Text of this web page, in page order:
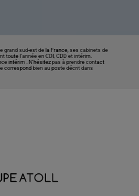
grand sud-est de la France, ses cabinets de
toute l’année en CDI, CDD et intérim.
intérim . N’hésitez pas à prendre contact
correspond bien au poste décrit dans